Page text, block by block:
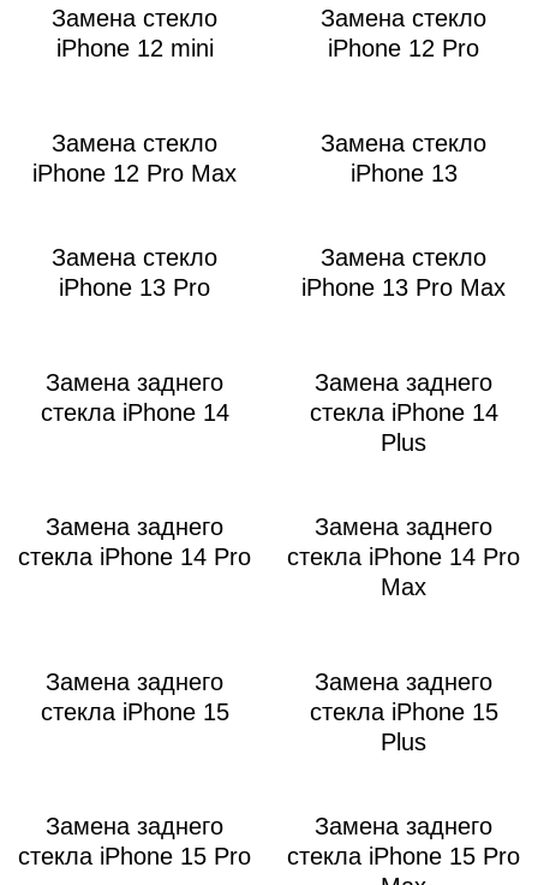
Замена стекло
iPhone 12 mini
Замена стекло
iPhone 12 Pro
Замена стекло
iPhone 12 Pro Max
Замена стекло
iPhone 13
Замена стекло
iPhone 13 Pro
Замена стекло
iPhone 13 Pro Max
Замена заднего
стекла iPhone 14
Замена заднего
стекла iPhone 14
Plus
Замена заднего
стекла iPhone 14 Pro
Замена заднего
стекла iPhone 14 Pro
Max
Замена заднего
стекла iPhone 15
Замена заднего
стекла iPhone 15
Plus
Замена заднего
стекла iPhone 15 Pro
Замена заднего
стекла iPhone 15 Pro